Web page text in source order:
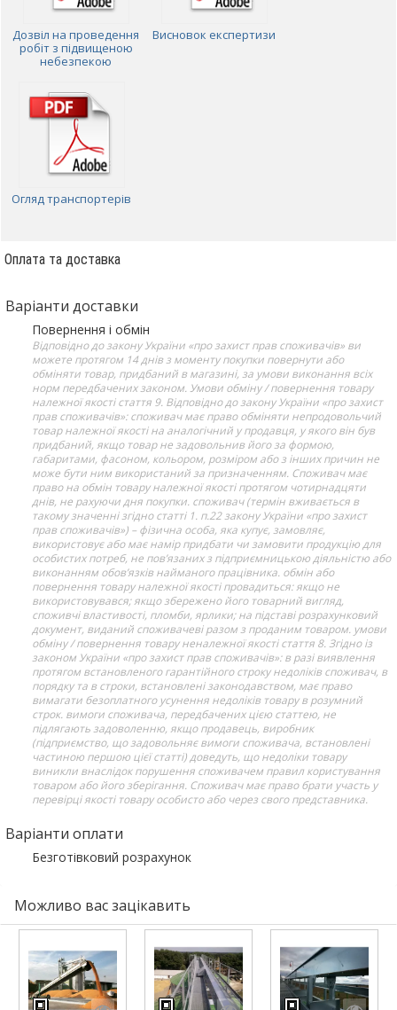
Дозвіл на проведення
робіт з підвищеною
небезпекою
Висновок експертизи
Огляд транспортерів
Оплата та доставка
Варіанти доставки
Повернення і обмін
Відповідно до закону України «про захист прав споживачів» ви
можете протягом 14 днів з моменту покупки повернути або
обміняти товар, придбаний в магазині, за умови виконання всіх
норм передбачених законом. Умови обміну / повернення товару
належної якості стаття 9. Відповідно до закону України «про захист
прав споживачів»: споживач має право обміняти непродовольчий
товар належної якості на аналогічний у продавця, у якого він був
придбаний, якщо товар не задовольнив його за формою,
габаритами, фасоном, кольором, розміром або з інших причин не
може бути ним використаний за призначенням. Споживач має
право на обмін товару належної якості протягом чотирнадцяти
днів, не рахуючи дня покупки. споживач (термін вживається в
такому значенні згідно статті 1. п.22 закону України «про захист
прав споживачів») – фізична особа, яка купує, замовляє,
використовує або має намір придбати чи замовити продукцію для
особистих потреб, не пов’язаних з підприємницькою діяльністю або
виконанням обов’язків найманого працівника. обмін або
повернення товару належної якості провадиться: якщо не
використовувався; якщо збережено його товарний вигляд,
споживчі властивості, пломби, ярлики; на підставі розрахунковий
документ, виданий споживачеві разом з проданим товаром. умови
обміну / повернення товару неналежної якості стаття 8. Згідно із
законом України «про захист прав споживачів»: в разі виявлення
протягом встановленого гарантійного строку недоліків споживач, в
порядку та в строки, встановлені законодавством, має право
вимагати безоплатного усунення недоліків товару в розумний
строк. вимоги споживача, передбачених цією статтею, не
підлягають задоволенню, якщо продавець, виробник
(підприємство, що задовольняє вимоги споживача, встановлені
частиною першою цієї статті) доведуть, що недоліки товару
виникли внаслідок порушення споживачем правил користування
товаром або його зберігання. Споживач має право брати участь у
перевірці якості товару особисто або через свого представника.
Варіанти оплати
Безготівковий розрахунок
Можливо вас зацікавить